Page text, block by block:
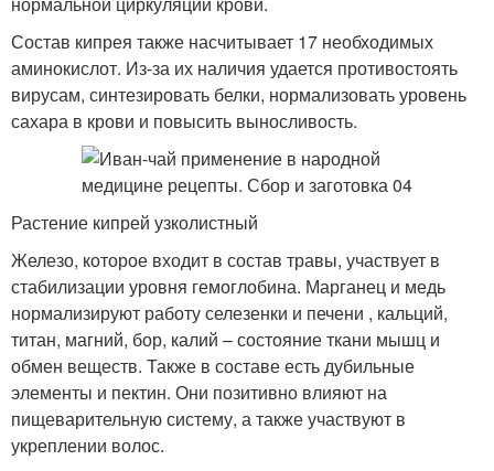
Состав кипрея также насчитывает 17 необходимых
аминокислот. Из-за их наличия удается противостоять
вирусам, синтезировать белки, нормализовать уровень
сахара в крови и повысить выносливость.
Растение кипрей узколистный
Железо, которое входит в состав травы, участвует в
стабилизации уровня гемоглобина. Марганец и медь
нормализируют работу селезенки и печени , кальций,
титан, магний, бор, калий – состояние ткани мышц и
обмен веществ. Также в составе есть дубильные
элементы и пектин. Они позитивно влияют на
пищеварительную систему, а также участвуют в
укреплении волос.